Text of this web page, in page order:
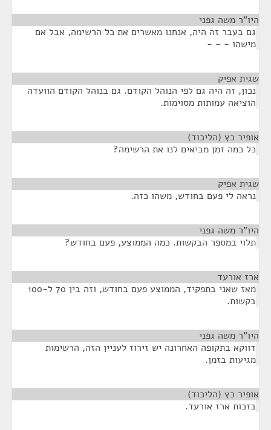
היו"ר משה גפני
גם בעבר זה היה, אנחנו מאשרים את כל הרשימה, אבל אם
מישהו - - -
שגית אפיק
נכון, זה היה גם לפי הנוהל הקודם. גם בנוהל הקודם הוועדה
הוציאה עמותות מסוימות.
אופיר כץ (הליכוד)
כל כמה זמן מביאים לנו את הרשימה?
שגית אפיק
נראה לי פעם בחודש, משהו כזה.
היו"ר משה גפני
תלוי במספר הבקשות. כמה הממוצע, פעם בחודש?
ארז אורעד
מאז שאני בתפקיד, הממוצע פעם בחודש, וזה בין 70 ל-100
בקשות.
היו"ר משה גפני
דווקא בתקופה האחרונה יש זירוז לעניין הזה, הרשימות
מגיעות בזמן.
אופיר כץ (הליכוד)
בזכות ארז אורעד.